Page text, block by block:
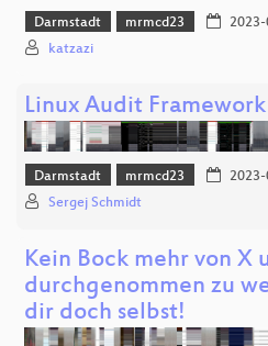
Darmstadt mrmcd23
katzazi
Linux Audit
Darmstadt mrmcd23
Sergej Schmidt
Kein Bock mehr von X
durchgenommen zu
dir doch selbst!